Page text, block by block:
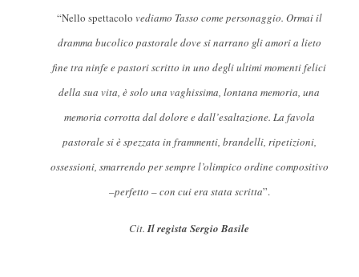
“Nello spettacolo vediamo Tasso come personaggio. Ormai il
dramma bucolico pastorale dove si narrano gli amori a lieto
fine tra ninfe e pastori scritto in uno degli ultimi momenti felici
della sua vita, è solo una vaghissima, lontana memoria, una
memoria corrotta dal dolore e dall’esaltazione. La favola
pastorale si è spezzata in frammenti, brandelli, ripetizioni,
ossessioni, smarrendo per sempre l’olimpico ordine compositivo
–perfetto – con cui era stata scritta”.
Cit.Il regista Sergio Basile